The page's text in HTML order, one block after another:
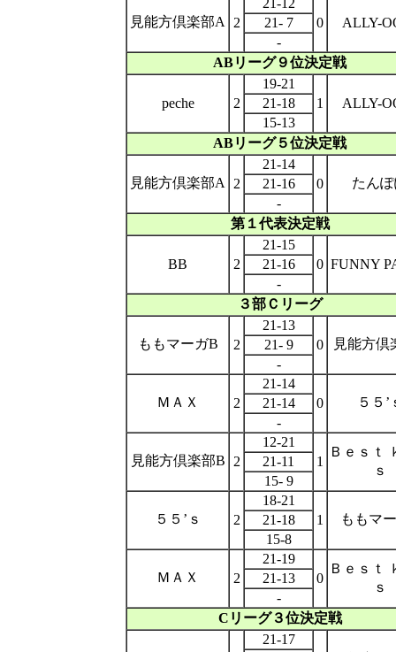
見能方倶楽部A 2
21-12
0
ALLY-
21- 7
-
ABリーグ９位決定戦
peche 2
19-21
1
ALLY-
21-18
15-13
ABリーグ５位決定戦
見能方倶楽部A 2
21-14
0
たん
21-16
-
第１代表決定戦
BB 2
21-15
0 FUNNY
21-16
-
３部Ｃリーグ
ももマーガB 2
21-13
0
見能方倶
21- 9
-
ＭＡＸ 2
21-14
0
５５’
21-14
-
見能方倶楽部B 2
12-21
1
Ｂｅｓｔ
ｓ
21-11
15- 9
５５’ｓ 2
18-21
1
ももマ
21-18
15-8
ＭＡＸ 2
21-19
0
Ｂｅｓｔ
ｓ
21-13
-
Cリーグ３位決定戦
21-17